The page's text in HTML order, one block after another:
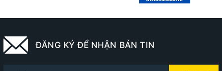
ĐĂNG KÝ ĐỂ NHẬN BẢN TIN